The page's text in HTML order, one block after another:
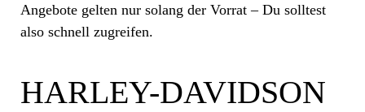
Angebote gelten nur solang der Vorrat – Du solltest
also schnell zugreifen.
HARLEY-DAVIDSON